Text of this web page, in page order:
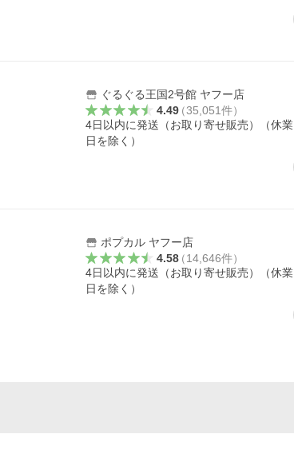
ぐるぐる王国2号館 ヤフー店
4.49（35,051件）
4日以内に発送（お取り寄せ販売）（休業
日を除く）
ポプカル ヤフー店
4.58（14,646件）
4日以内に発送（お取り寄せ販売）（休業
日を除く）